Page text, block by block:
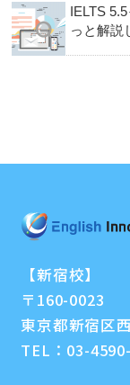
IELTS
っと解説
【新宿校】
〒160-0023
東京都新宿区
TEL： 03-